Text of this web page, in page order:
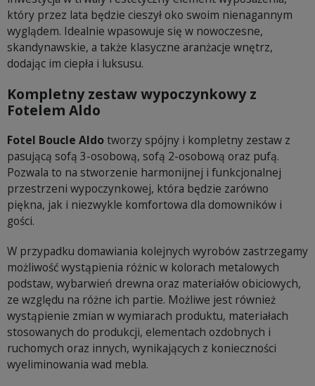
który przez lata będzie cieszył oko swoim nienagannym
wyglądem. Idealnie wpasowuje się w nowoczesne,
skandynawskie, a także klasyczne aranżacje wnętrz,
dodając im ciepła i luksusu.
Kompletny zestaw wypoczynkowy z
Fotelem Aldo
Fotel Boucle Aldotworzy spójny i kompletny zestaw z
pasującą sofą 3-osobową, sofą 2-osobową oraz pufą.
Pozwala to na stworzenie harmonijnej i funkcjonalnej
przestrzeni wypoczynkowej, która będzie zarówno
piękna, jak i niezwykle komfortowa dla domowników i
gości.
W przypadku domawiania kolejnych wyrobów zastrzegamy
możliwość wystąpienia różnic w kolorach metalowych
podstaw, wybarwień drewna oraz materiałów obiciowych,
ze względu na różne ich partie. Możliwe jest również
wystąpienie zmian w wymiarach produktu, materiałach
stosowanych do produkcji, elementach ozdobnych i
ruchomych oraz innych, wynikających z konieczności
wyeliminowania wad mebla.